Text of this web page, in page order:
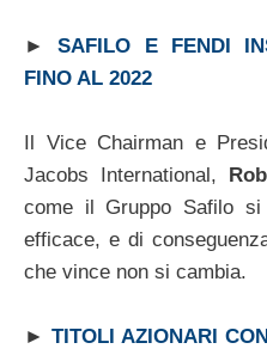
►SAFILO E FENDI
FINO AL 2022
Il Vice Chairman e
Jacobs International,
come il Gruppo Safilo
efficace, e di
che vince non si cambia.
► TITOLI AZIONARI